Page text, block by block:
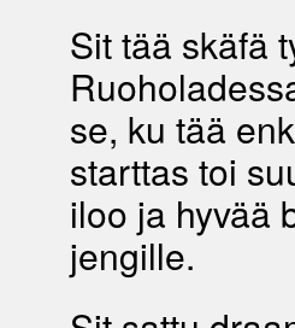
Sit tää skäfä
se, ku tää
starttas toi
iloo ja hyvää
jengille.